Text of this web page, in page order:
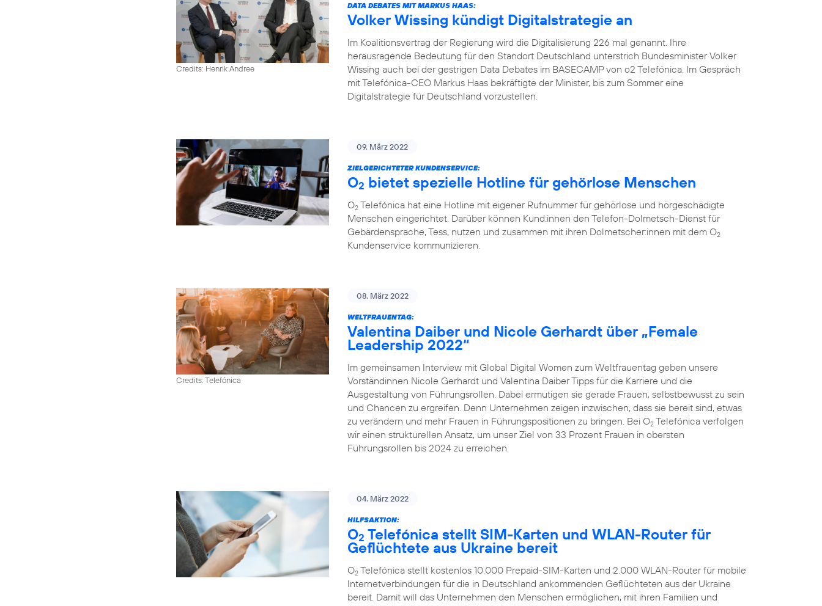
Credits: Henrik Andree
DATA DEBATES MIT MARKUS HAAS:
Volker Wissing kündigt Digitalstrategie an
Im Koalitionsvertrag der Regierung wird die Digitalisierung 226 mal genannt. Ihre
herausragende Bedeutung für den Standort Deutschland unterstrich Bundesminister Volker
Wissing auch bei der gestrigen Data Debates im BASECAMP von o2 Telefónica. Im Gespräch
mit Telefónica-CEO Markus Haas bekräftigte der Minister, bis zum Sommer eine
Digitalstrategie für Deutschland vorzustellen.
09. März 2022
ZIELGERICHTETER KUNDENSERVICE:
O2 bietet spezielle Hotline für gehörlose Menschen
O2 Telefónica hat eine Hotline mit eigener Rufnummer für gehörlose und hörgeschädigte
Menschen eingerichtet. Darüber können Kund:innen den Telefon-Dolmetsch-Dienst für
Gebärdensprache, Tess, nutzen und zusammen mit ihren Dolmetscher:innen mit dem O2
Kundenservice kommunizieren.
Credits: Telefónica
08. März 2022
WELTFRAUENTAG:
Valentina Daiber und Nicole Gerhardt über „Female
Leadership 2022“
Im gemeinsamen Interview mit Global Digital Women zum Weltfrauentag geben unsere
Vorständinnen Nicole Gerhardt und Valentina Daiber Tipps für die Karriere und die
Ausgestaltung von Führungsrollen. Dabei ermutigen sie gerade Frauen, selbstbewusst zu sein
und Chancen zu ergreifen. Denn Unternehmen zeigen inzwischen, dass sie bereit sind, etwas
zu verändern und mehr Frauen in Führungspositionen zu bringen. Bei O2 Telefónica verfolgen
wir einen strukturellen Ansatz, um unser Ziel von 33 Prozent Frauen in obersten
Führungsrollen bis 2024 zu erreichen.
04. März 2022
HILFSAKTION:
O2 Telefónica stellt SIM-Karten und WLAN-Router für
Geflüchtete aus Ukraine bereit
O2 Telefónica stellt kostenlos 10.000 Prepaid-SIM-Karten und 2.000 WLAN-Router für mobile
Internetverbindungen für die in Deutschland ankommenden Geflüchteten aus der Ukraine
bereit. Damit will das Unternehmen den Menschen ermöglichen, mit ihren Familien und